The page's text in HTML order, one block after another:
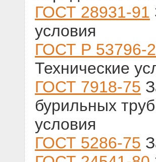
ГОСТ 28931-91
условия
ГОСТ Р 53796-
Технические
ГОСТ 7918-75
бурильных
условия
ГОСТ 5286-75